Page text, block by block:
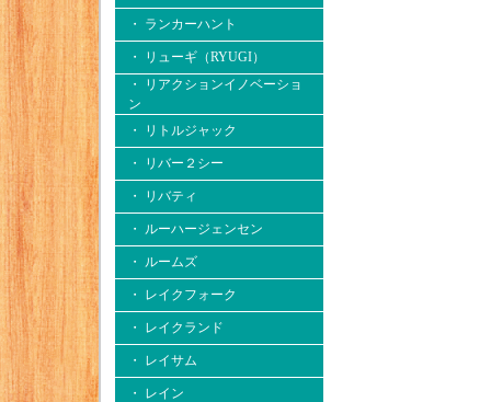
・ ランカーハント
・ リューギ（RYUGI）
・ リアクションイノベーショ
ン
・ リトルジャック
・ リバー２シー
・ リバティ
・ ルーハージェンセン
・ ルームズ
・ レイクフォーク
・ レイクランド
・ レイサム
・ レイン